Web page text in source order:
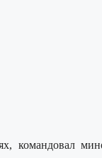
командовал